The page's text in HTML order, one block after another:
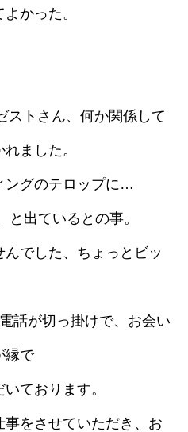
かった。
ストさん、何か関係して
ました。
ングのテロップに…
出ているとの事。
でした、ちょっとビッ
話が切っ掛けで、お会い
縁で
ております。
をさせていただき、お